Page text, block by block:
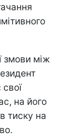
змови між
на його
тиску на